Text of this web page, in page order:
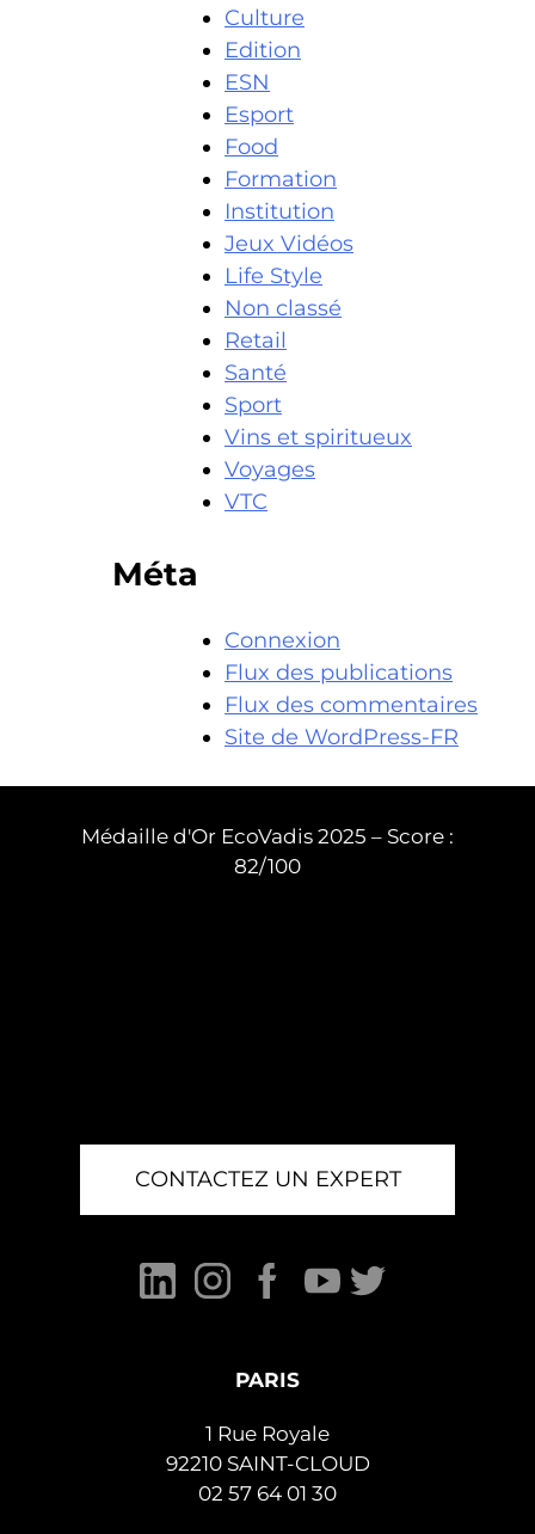
Culture
Edition
ESN
Esport
Food
Formation
Institution
Jeux Vidéos
Life Style
Non classé
Retail
Santé
Sport
Vins et spiritueux
Voyages
VTC
Méta
Connexion
Flux des publications
Flux des commentaires
Site de WordPress-FR
Médaille d'Or EcoVadis 2025 – Score :
82/100
CONTACTEZ UN EXPERT
PARIS
1 Rue Royale
92210 SAINT-CLOUD
02 57 64 01 30